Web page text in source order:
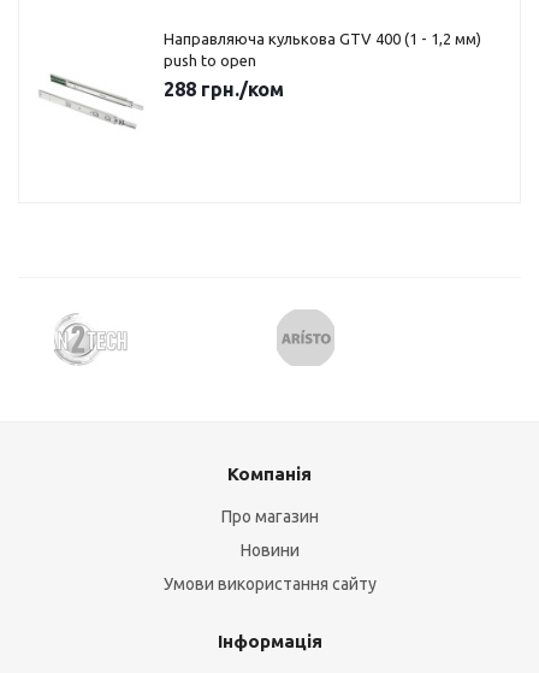
Направляюча кулькова GTV 400 (1 - 1,2 мм)
push to open
288 грн./ком
Компанія
Про магазин
Новини
Умови використання сайту
Інформація